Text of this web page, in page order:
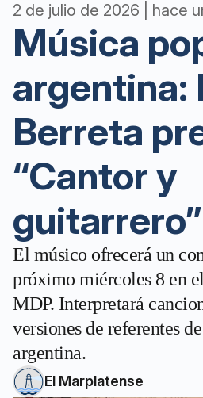
2 de julio de 2026 | hace
Música
argentina:
Berreta
“Cantor y
guitarrero”
El músico ofrecerá un
próximo miércoles 8 en
MDP. Interpretará
versiones de referentes
argentina.
El Marplatense